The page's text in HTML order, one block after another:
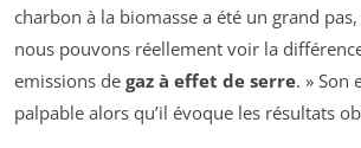
charbon à la biomasse a été un grand
nous pouvons réellement voir la
emissions de gaz à effet de serre. » Son
palpable alors qu’il évoque les résultats